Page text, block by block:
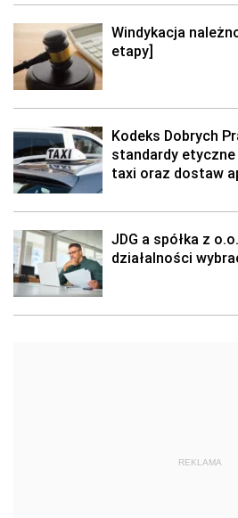
Windykacja
etapy]
Kodeks Dobrych
standardy
taxi oraz dostaw
JDG a spółka z
działalności
REKLAMA